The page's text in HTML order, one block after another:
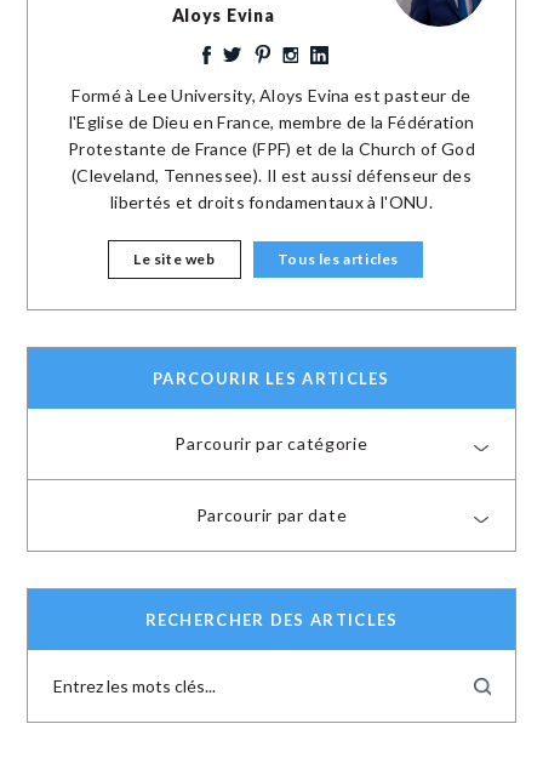
Aloys Evina
Formé à Lee University, Aloys Evina est pasteur de
l'Eglise de Dieu en France, membre de la Fédération
Protestante de France (FPF) et de la Church of God
(Cleveland, Tennessee). Il est aussi défenseur des
libertés et droits fondamentaux à l'ONU.
Le site web Tous les articles
PARCOURIR LES ARTICLES
Parcourir par catégorie
Parcourir par date
RECHERCHER DES ARTICLES